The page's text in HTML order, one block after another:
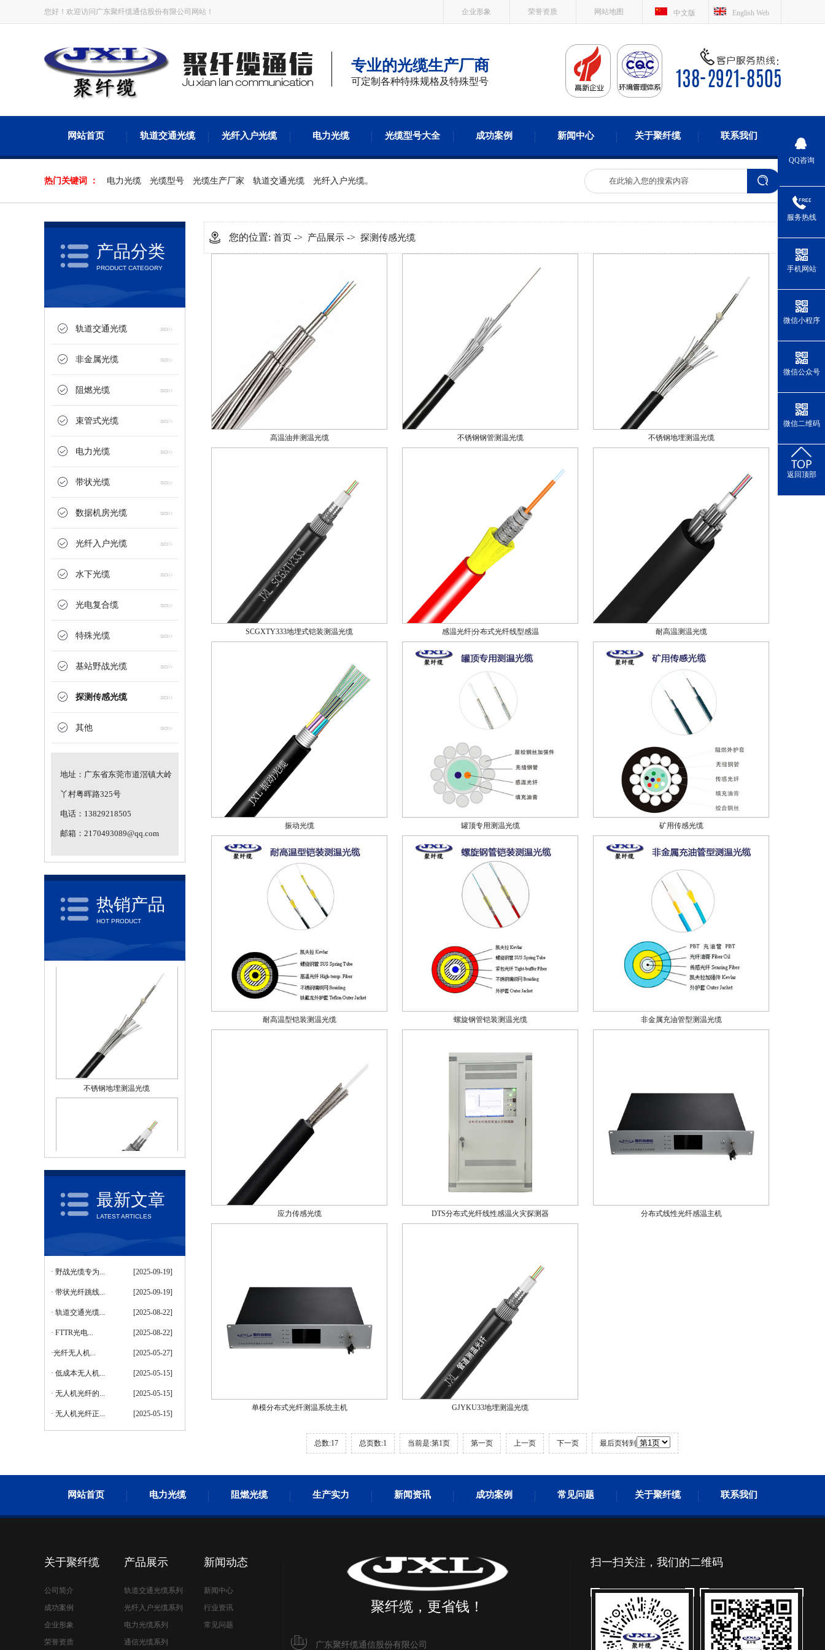
您好！欢迎访问广东聚纤缆通信股份有限公司网站！ 企业形象 荣誉资质 网站地图 中文版 English Web
专业的光缆生产厂商
可定制各种特殊规格及特殊型号
网站首页 轨道交通光缆 光纤入户光缆 电力光缆 光缆型号大全 成功案例 新闻中心 关于聚纤缆 联系我们
热门关键词 ： 电力光缆 光缆型号 光缆生产厂家 轨道交通光缆 光纤入户光缆。
产品分类
PRODUCT CATEGORY
轨道交通光缆
非金属光缆
阻燃光缆
束管式光缆
电力光缆
带状光缆
数据机房光缆
光纤入户光缆
水下光缆
光电复合缆
特殊光缆
基站野战光缆
探测传感光缆
其他
地址：广东省东莞市道滘镇大岭
丫村粤晖路325号
电话：13829218505
邮箱：2170493089@qq.com
热销产品
HOT PRODUCT
高温油井测温光缆
不锈钢地埋测温光缆
SCGXTY333地埋式铠装测温光缆
GYFTAH58通信用层绞填充式室外光缆
GYMXTZS防火光缆
最新文章
LATEST ARTICLES
· 野战光缆专为... [2025-09-19]
· 带状光纤跳线... [2025-09-19]
· 轨道交通光缆... [2025-08-22]
· FTTR光电... [2025-08-22]
·​光纤无人机... [2025-05-27]
· 低成本无人机... [2025-05-15]
· 无人机光纤的... [2025-05-15]
· 无人机光纤正... [2025-05-15]
您的位置: 首页 -> 产品展示 -> 探测传感光缆
高温油井测温光缆 不锈钢钢管测温光缆 不锈钢地埋测温光缆
SCGXTY333地埋式铠装测温光缆 感温光纤|分布式光纤线型感温 耐高温测温光缆
振动光缆 罐顶专用测温光缆 矿用传感光缆
耐高温型铠装测温光缆 螺旋钢管铠装测温光缆 非金属充油管型测温光缆
应力传感光缆 DTS分布式光纤线性感温火灾探测器 分布式线性光纤感温主机
单模分布式光纤测温系统主机 GJYKU33地埋测温光缆
总数:17 总页数:1 当前是:第1页 第一页 上一页 下一页 最后页转到
网站首页 电力光缆 阻燃光缆 生产实力 新闻资讯 成功案例 常见问题 关于聚纤缆 联系我们
关于聚纤缆
公司简介
成功案例
企业形象
荣誉资质
产品展示
轨道交通光缆系列
光纤入户光缆系列
电力光缆系列
通信光缆系列
新闻动态
新闻中心
行业资讯
常见问题
聚纤缆，更省钱！
广东聚纤缆通信股份有限公司
扫一扫关注，我们的二维码
QQ咨询
服务热线
手机网站
微信小程序
微信公众号
微信二维码
返回顶部